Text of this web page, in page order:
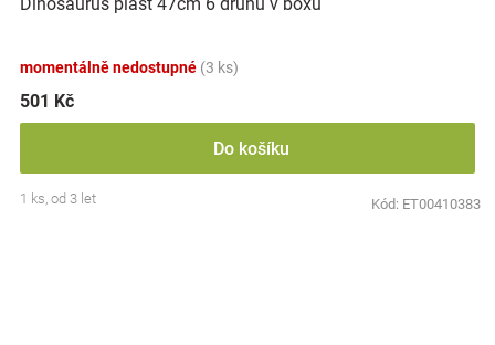
momentálně nedostupné (3 ks)
501 Kč
Do košíku
1 ks, od 3 let Kód: ET00410383